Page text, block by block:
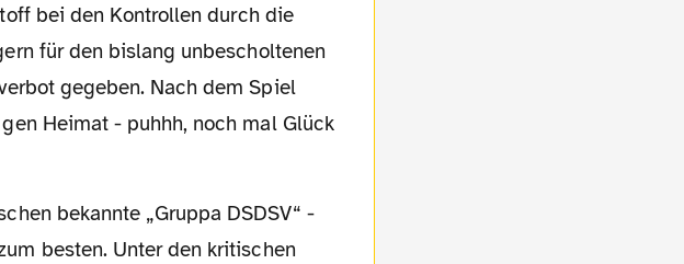
bei den Kontrollen durch die
für den bislang unbescholtenen
gegeben. Nach dem Spiel
Heimat - puhhh, noch mal Glück
besten. Unter den kritischen